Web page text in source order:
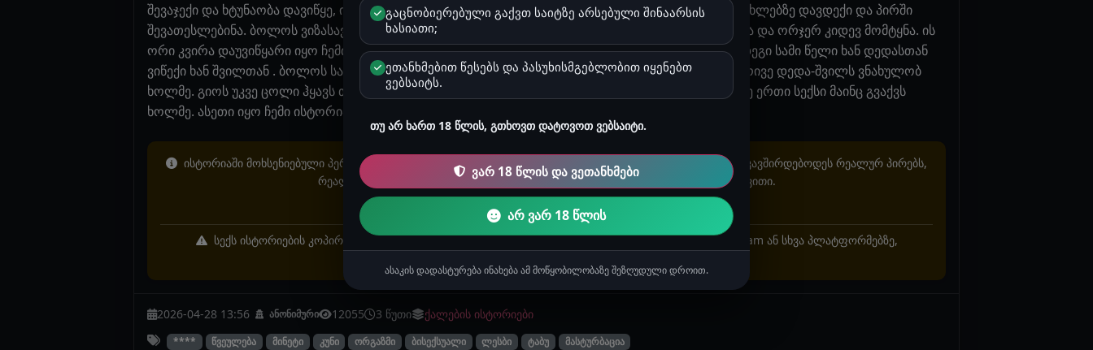
შევაჯექი და ხტუნაობა დავიწყე, ისიც ქვევიდან მოქმედებდა. საბოლოოდ გამოღება მოასწრო. მე მუხლებზე დავდექი და პირში
შევათესლებინა. ბოლოს ვიზასავეთ და ასე დავწექით ლოგინში. ღამის განმავლობაში არ ისვენებდა და ორჯერ კიდევ მომტყნა. ის
ორი კვირა დაუვიწყარი იყო ჩემთვის . ყოველ ღამეს სექსი გვქონდა . შემდეგ მაკაც ჩამოვიდა , შემდეგი სამი წელი ხან დედასთან
ვიწექი ხან შვილთან . ბოლოს საზღვარგარეთ წავედი, მაგრამ ხანდახან ჩამოვდივარ ხოლმე და ორივე დედა-შვილს ვნახულობ
ხოლმე. გიოს უკვე ცოლი ჰყავს თანაც ორსული ამიტომ თავს იკვებს. მე და მაკა კი ერთ ჩამოსვლაზე ერთი სექსი მაინც გვაქვს
ხოლმე. ასეთი იყო ჩემი ისტორია. გაგრძელება იქნება :).
ისტორიაში მოხსენიებული პერსონაჟები, სახელები და ლოკაციები შესაძლოა იყოს გამოგონილი და არ უკავშირდებოდეს რეალურ პირებს,
რეალურ მოვლენებს ან რეალურ ფაქტებს. ნებისმიერი დამთხვევა არის შემთხვევითი.
ყურადღება! გაიგე, რატომ არის ეს მნიშვნელოვანი
სექს ისტორიების კოპირება ან საჯარო სივრცეში განთავსება, მაგალითად Facebook, TikTok, Instagram ან სხვა პლატფორმებზე,
2026-04-28 13:56 ანონიმური 12055 3 წუთი ქალების ისტორიები
**** წვეულება მინეტი კუნი ორგაზმი ბისექსუალი ლესბი ტაბუ მასტურბაცია
გაცნობიერებული გაქვთ საიტზე არსებული შინაარსის
ხასიათი;
ეთანხმებით წესებს და პასუხისმგებლობით იყენებთ
ვებსაიტს.
თუ არ ხართ 18 წლის, გთხოვთ დატოვოთ ვებსაიტი.
ვარ 18 წლის და ვეთანხმები
არ ვარ 18 წლის
ასაკის დადასტურება ინახება ამ მოწყობილობაზე შეზღუდული დროით.